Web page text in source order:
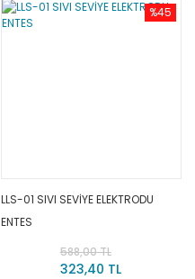
%45
LLS-01 SIVI SEVİYE ELEKTRODU
ENTES
588,00 TL
323,40 TL